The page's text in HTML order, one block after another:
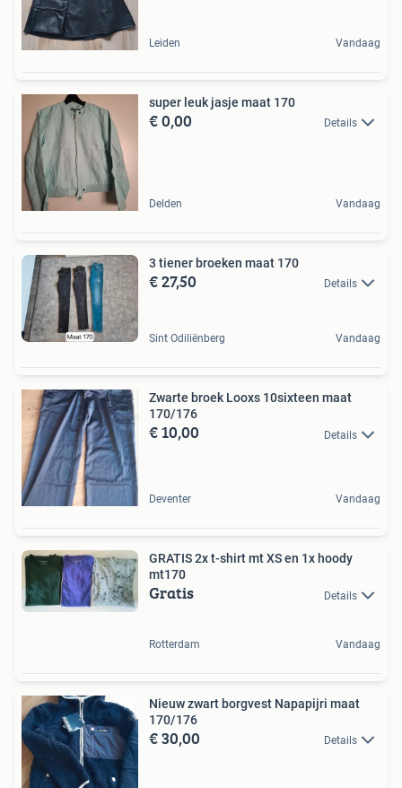
Leiden Vandaag
super leuk jasje maat 170
€ 0,00 Details
Delden Vandaag
3 tiener broeken maat 170
€ 27,50 Details
Sint Odiliënberg Vandaag
Zwarte broek Looxs 10sixteen maat
170/176
€ 10,00 Details
Deventer Vandaag
GRATIS 2x t-shirt mt XS en 1x hoody
mt170
Gratis Details
Rotterdam Vandaag
Nieuw zwart borgvest Napapijri maat
170/176
€ 30,00 Details